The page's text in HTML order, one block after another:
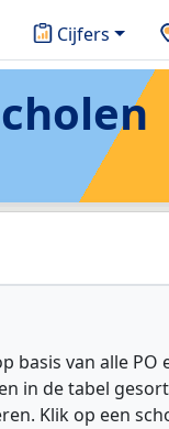
Cijfers
van alle
in de tabel
Klik op een